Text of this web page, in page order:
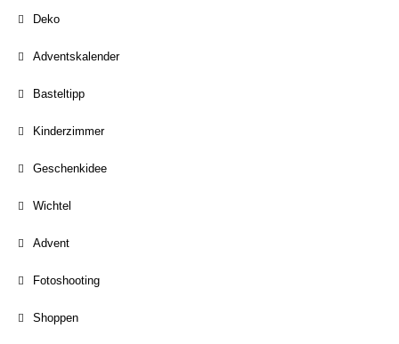
Deko
Adventskalender
Basteltipp
Kinderzimmer
Geschenkidee
Wichtel
Advent
Fotoshooting
Shoppen